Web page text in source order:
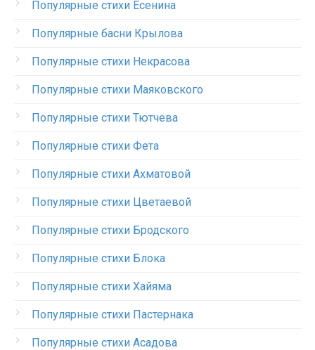
Популярные стихи Есенина
Популярные басни Крылова
Популярные стихи Некрасова
Популярные стихи Маяковского
Популярные стихи Тютчева
Популярные стихи Фета
Популярные стихи Ахматовой
Популярные стихи Цветаевой
Популярные стихи Бродского
Популярные стихи Блока
Популярные стихи Хайяма
Популярные стихи Пастернака
Популярные стихи Асадова